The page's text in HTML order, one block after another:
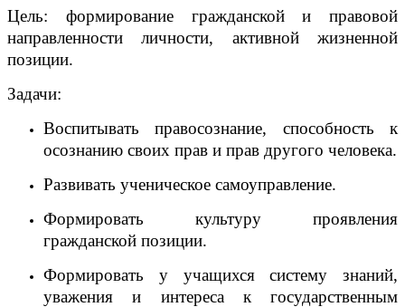
Цель: формирование гражданской и правовой
направленности личности, активной жизненной
позиции.
Задачи:
Воспитывать правосознание, способность к
осознанию своих прав и прав другого человека.
Развивать ученическое самоуправление.
Формировать культуру проявления
гражданской позиции.
Формировать у учащихся систему знаний,
уважения и интереса к государственным